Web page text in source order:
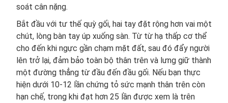
soát cân nặng.
Bắt đầu với tư thế quỳ gối, hai tay đặt rộng hơn vai một
chút, lòng bàn tay úp xuống sàn. Từ từ hạ thấp cơ thể
cho đến khi ngực gần chạm mặt đất, sau đó đẩy người
lên trở lại, đảm bảo toàn bộ thân trên và lưng giữ thành
một đường thẳng từ đầu đến đầu gối. Nếu bạn thực
hiện dưới 10-12 lần chứng tỏ sức mạnh thân trên còn
hạn chế, trong khi đạt hơn 25 lần được xem là trên